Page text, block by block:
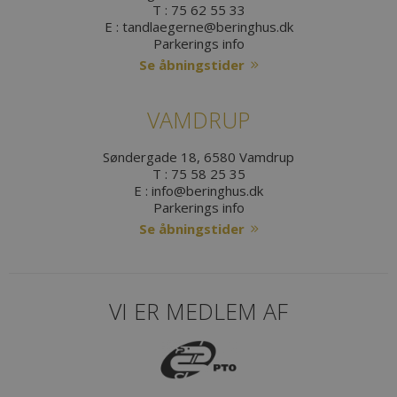
T : 75 62 55 33
E : tandlaegerne@beringhus.dk
Parkerings info
Se åbningstider
VAMDRUP
Søndergade 18, 6580 Vamdrup
T : 75 58 25 35
E : info@beringhus.dk
Parkerings info
Se åbningstider
VI ER MEDLEM AF